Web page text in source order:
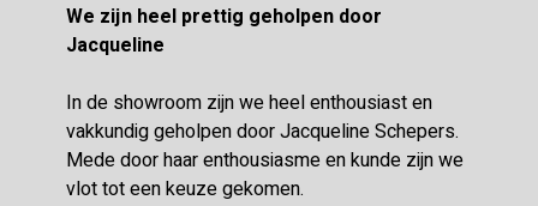
We zijn heel prettig geholpen door
Jacqueline
In de showroom zijn we heel enthousiast en
vakkundig geholpen door Jacqueline Schepers.
Mede door haar enthousiasme en kunde zijn we
vlot tot een keuze gekomen.